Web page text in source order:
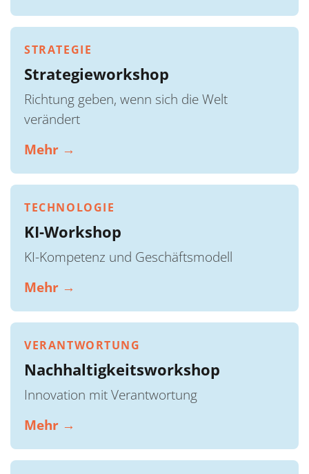
STRATEGIE
Strategieworkshop
Richtung geben, wenn sich die Welt
verändert
Mehr →
TECHNOLOGIE
KI-Workshop
KI-Kompetenz und Geschäftsmodell
Mehr →
VERANTWORTUNG
Nachhaltigkeitsworkshop
Innovation mit Verantwortung
Mehr →